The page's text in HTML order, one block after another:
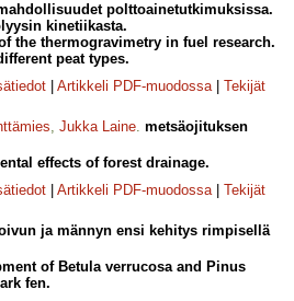
polttoainetutkimuksissa.
kinetiikasta.
the thermogravimetry in fuel research.
peat types.
Artikkeli PDF-muodossa| Tekijät
, Jukka Laine. metsäojituksen
effects of forest drainage.
Artikkeli PDF-muodossa| Tekijät
ja männyn ensi kehitys rimpisellä
of Betula verrucosa and Pinus
fen.